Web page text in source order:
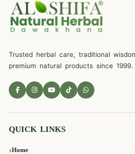
Trusted herbal care, traditional
premium natural products since 1999.
QUICK LINKS
Home